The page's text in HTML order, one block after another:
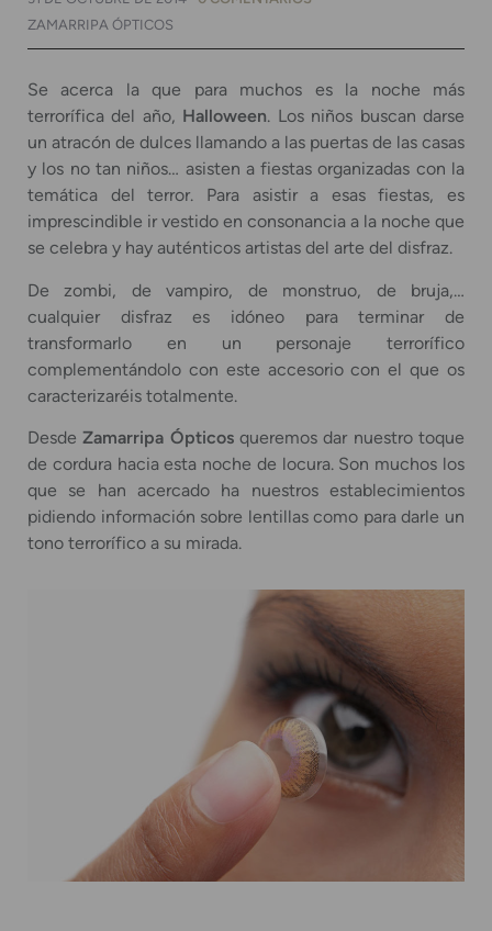
ZAMARRIPA ÓPTICOS
Se acerca la que para muchos es la noche más
terrorífica del año, Halloween. Los niños buscan darse
un atracón de dulces llamando a las puertas de las casas
y los no tan niños… asisten a fiestas organizadas con la
temática del terror. Para asistir a esas fiestas, es
imprescindible ir vestido en consonancia a la noche que
se celebra y hay auténticos artistas del arte del disfraz.
De zombi, de vampiro, de monstruo, de bruja,…
cualquier disfraz es idóneo para terminar de
transformarlo en un personaje terrorífico
complementándolo con este accesorio con el que os
caracterizaréis totalmente.
DesdeZamarripa Ópticosqueremos dar nuestro toque
de cordura hacia esta noche de locura. Son muchos los
que se han acercado ha nuestros establecimientos
pidiendo información sobre lentillas como para darle un
tono terrorífico a su mirada.